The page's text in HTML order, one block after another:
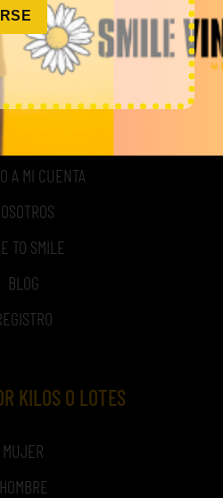
A MI CUENTA
TO SMILE
BLOG
KILOS O LOTES
MUJER
HOMBRE